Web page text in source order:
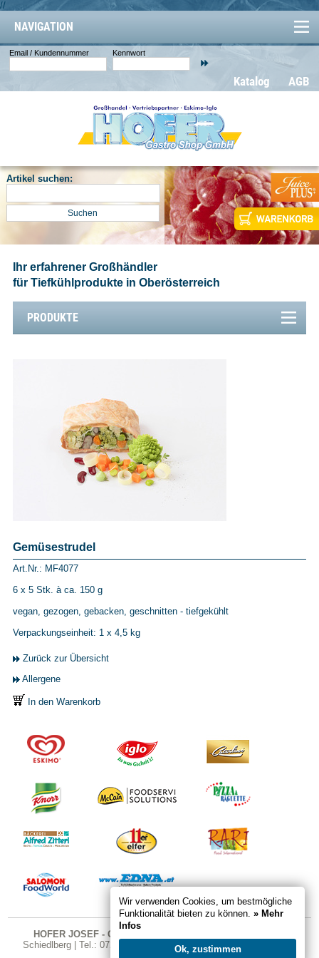
//
Wir verwenden Cookies, um bestmögliche
Funktionalität bieten zu können. » Mehr
Infos
Ok, zustimmen
NAVIGATION
Email / Kundennummer Kennwort
AGB
Katalog
Artikel suchen:
Ihr erfahrener Großhändler
für Tiefkühlprodukte in Oberösterreich
PRODUKTE
Gemüsestrudel
Art.Nr.: MF4077
6 x 5 Stk. à ca. 150 g
vegan, gezogen, gebacken, geschnitten - tiefgekühlt
Verpackungseinheit: 1 x 4,5 kg
Zurück zur Übersicht
Allergene
In den Warenkorb
HOFER JOSEF - GASTRO SHOP
Schiedlberg | Tel.: 07251 324 | Fax DW 20 | E-Mail:
shop.cc